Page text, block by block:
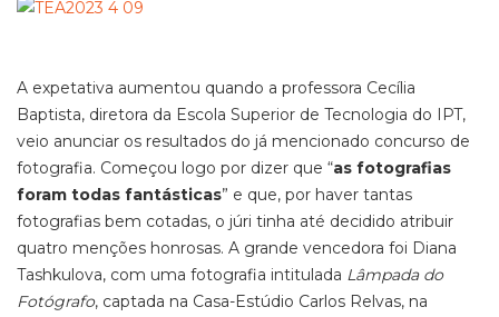
A expetativa aumentou quando a professora Cecília
Baptista, diretora da Escola Superior de Tecnologia do IPT,
veio anunciar os resultados do já mencionado concurso de
fotografia. Começou logo por dizer que “as fotografias
foram todas fantásticas” e que, por haver tantas
fotografias bem cotadas, o júri tinha até decidido atribuir
quatro menções honrosas. A grande vencedora foi Diana
Tashkulova, com uma fotografia intitulada Lâmpada do
Fotógrafo, captada na Casa-Estúdio Carlos Relvas, na